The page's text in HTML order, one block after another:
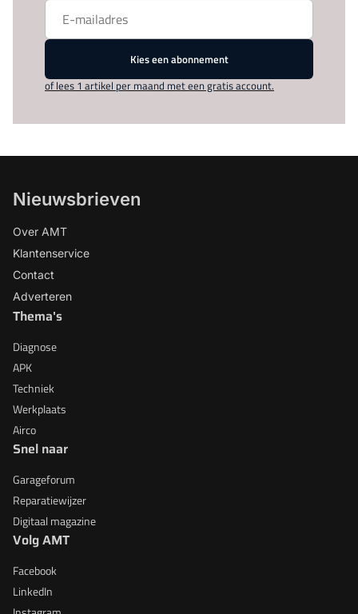
Kies een abonnement
of lees 1 artikel per maand met een gratis account.
Nieuwsbrieven
Over AMT
Klantenservice
Contact
Adverteren
Thema's
Diagnose
APK
Techniek
Werkplaats
Airco
Snel naar
Garageforum
Reparatiewijzer
Digitaal magazine
Volg AMT
Facebook
LinkedIn